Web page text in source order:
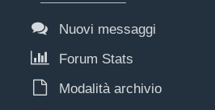
Nuovi messaggi
Forum Stats
Modalità archivio